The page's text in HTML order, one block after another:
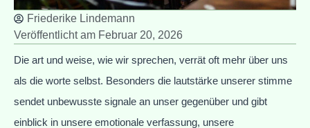
Friederike Lindemann
Veröffentlicht am Februar 20, 2026
Die art und weise, wie wir sprechen, verrät oft mehr über uns
als die worte selbst. Besonders die lautstärke unserer stimme
sendet unbewusste signale an unser gegenüber und gibt
einblick in unsere emotionale verfassung, unsere